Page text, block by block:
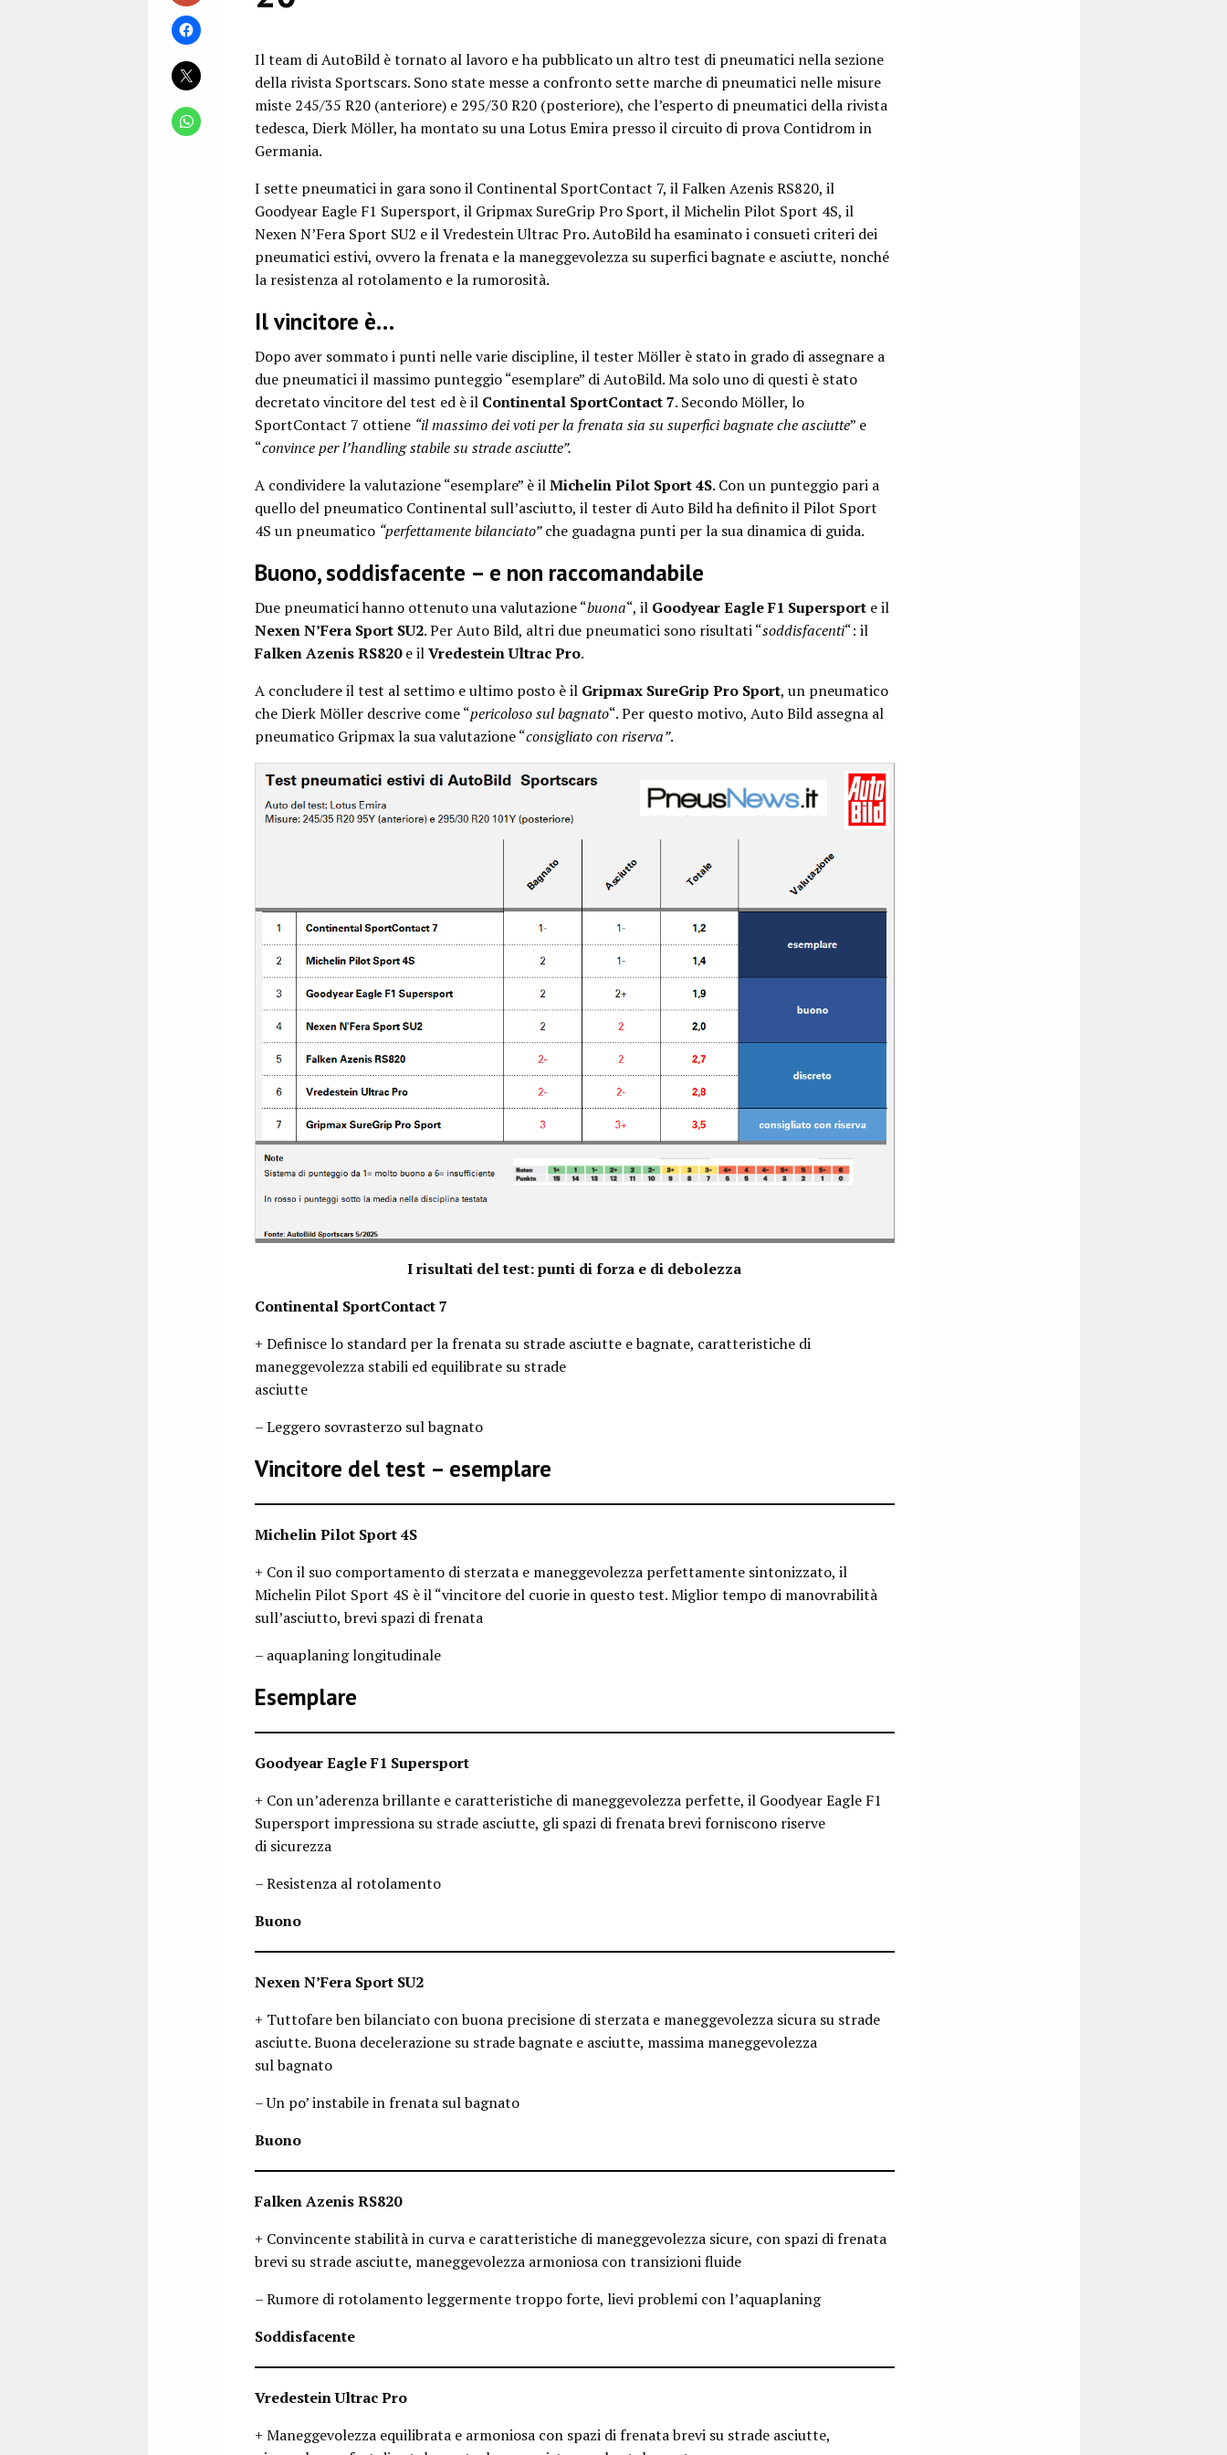
Il team di AutoBild è tornato al lavoro e ha pubblicato un altro test di pneumatici nella sezione
della rivista Sportscars. Sono state messe a confronto sette marche di pneumatici nelle misure
miste 245/35 R20 (anteriore) e 295/30 R20 (posteriore), che l’esperto di pneumatici della rivista
tedesca, Dierk Möller, ha montato su una Lotus Emira presso il circuito di prova Contidrom in
Germania.
I sette pneumatici in gara sono il Continental SportContact 7, il Falken Azenis RS820, il
Goodyear Eagle F1 Supersport, il Gripmax SureGrip Pro Sport, il Michelin Pilot Sport 4S, il
Nexen N’Fera Sport SU2 e il Vredestein Ultrac Pro. AutoBild ha esaminato i consueti criteri dei
pneumatici estivi, ovvero la frenata e la maneggevolezza su superfici bagnate e asciutte, nonché
la resistenza al rotolamento e la rumorosità.
Il vincitore è…
Dopo aver sommato i punti nelle varie discipline, il tester Möller è stato in grado di assegnare a
due pneumatici il massimo punteggio “esemplare” di AutoBild. Ma solo uno di questi è stato
decretato vincitore del test ed è il Continental SportContact 7. Secondo Möller, lo
SportContact 7 ottiene “il massimo dei voti per la frenata sia su superfici bagnate che asciutte” e
“convince per l’handling stabile su strade asciutte”.
A condividere la valutazione “esemplare” è ilMichelin Pilot Sport 4S. Con un punteggio pari a
quello del pneumatico Continental sull’asciutto, il tester di Auto Bild ha definito il Pilot Sport
4S un pneumatico “perfettamente bilanciato”che guadagna punti per la sua dinamica di guida.
Buono, soddisfacente – e non raccomandabile
Due pneumatici hanno ottenuto una valutazione “buona“, il Goodyear Eagle F1 Supersporte il
Nexen N’Fera Sport SU2. Per Auto Bild, altri due pneumatici sono risultati “soddisfacenti“: il
Falken Azenis RS820e ilVredestein Ultrac Pro.
A concludere il test al settimo e ultimo posto è il Gripmax SureGrip Pro Sport, un pneumatico
che Dierk Möller descrive come “pericoloso sul bagnato“. Per questo motivo, Auto Bild assegna al
pneumatico Gripmax la sua valutazione “consigliato con riserva”.
I risultati del test: punti di forza e di debolezza
Continental SportContact 7
+ Definisce lo standard per la frenata su strade asciutte e bagnate, caratteristiche di
maneggevolezza stabili ed equilibrate su strade
asciutte
– Leggero sovrasterzo sul bagnato
Vincitore del test – esemplare
Michelin Pilot Sport 4S
+ Con il suo comportamento di sterzata e maneggevolezza perfettamente sintonizzato, il
Michelin Pilot Sport 4S è il “vincitore del cuorie in questo test. Miglior tempo di manovrabilità
sull’asciutto, brevi spazi di frenata
– aquaplaning longitudinale
Esemplare
Goodyear Eagle F1 Supersport
+ Con un’aderenza brillante e caratteristiche di maneggevolezza perfette, il Goodyear Eagle F1
Supersport impressiona su strade asciutte, gli spazi di frenata brevi forniscono riserve
di sicurezza
– Resistenza al rotolamento
Buono
Nexen N’Fera Sport SU2
+ Tuttofare ben bilanciato con buona precisione di sterzata e maneggevolezza sicura su strade
asciutte. Buona decelerazione su strade bagnate e asciutte, massima maneggevolezza
sul bagnato
– Un po’ instabile in frenata sul bagnato
Buono
Falken Azenis RS820
+ Convincente stabilità in curva e caratteristiche di maneggevolezza sicure, con spazi di frenata
brevi su strade asciutte, maneggevolezza armoniosa con transizioni fluide
– Rumore di rotolamento leggermente troppo forte, lievi problemi con l’aquaplaning
Soddisfacente
Vredestein Ultrac Pro
+ Maneggevolezza equilibrata e armoniosa con spazi di frenata brevi su strade asciutte,